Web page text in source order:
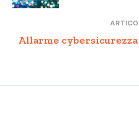
Allarme